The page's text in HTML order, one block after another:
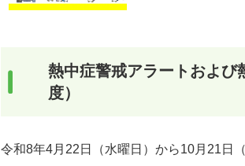
熱中症警戒アラートおよび
度）
令和8年4月22日（水曜日）から10月21日